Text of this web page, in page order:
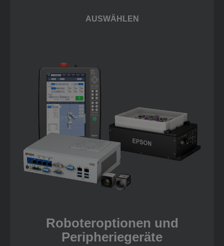
AUSWÄHLEN
Roboteroptionen und
Peripheriegeräte